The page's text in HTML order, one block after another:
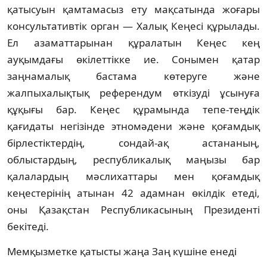
қатысуын қамтамасыз ету мақсатында жоғары
консультативтік орган — Халық Кеңесі құрылады.
Ел азаматтарынан құралатын Кеңес кең
ауқымдағы өкілеттікке ие. Сонымен қатар
заңнамалық бастама көтеруге және
жалпыхалықтық референдум өткізуді ұсынуға
құқығы бар. Кеңес құрамында тепе-теңдік
қағидаты негізінде этномәдени және қоғамдық
бірлестіктердің, сондай-ақ астананың,
облыстардың, республикалық маңызы бар
қалалардың мәслихаттары мен қоғамдық
кеңестерінің атынан 42 адамнан өкілдік етеді,
оны Қазақстан Республикасының Президенті
бекітеді.
Мемқызметке қатысты жаңа Заң күшіне енеді